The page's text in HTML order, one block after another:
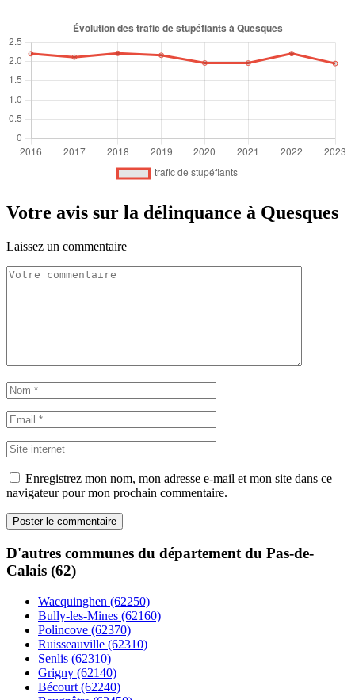
Votre avis sur la délinquance à Quesques
Laissez un commentaire
Enregistrez mon nom, mon adresse e-mail et mon site dans ce
navigateur pour mon prochain commentaire.
D'autres communes du département du Pas-de-
Calais (62)
Wacquinghen (62250)
Bully-les-Mines (62160)
Polincove (62370)
Ruisseauville (62310)
Senlis (62310)
Grigny (62140)
Bécourt (62240)